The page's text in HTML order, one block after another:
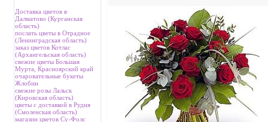
Доставка цветов в
Далматово (Курганская
область)
послать цветы в Отрадное
(Ленинградская область)
заказ цветов Котлас
(Архангельская область)
свежие цветы Большая
Мурта, Красноярский край
очаровательные букеты
Жлобин
свежие розы Лальск
(Кировская область)
цветы с доставкой в Рудня
(Смоленская область)
магазин цветов Су-Фолс